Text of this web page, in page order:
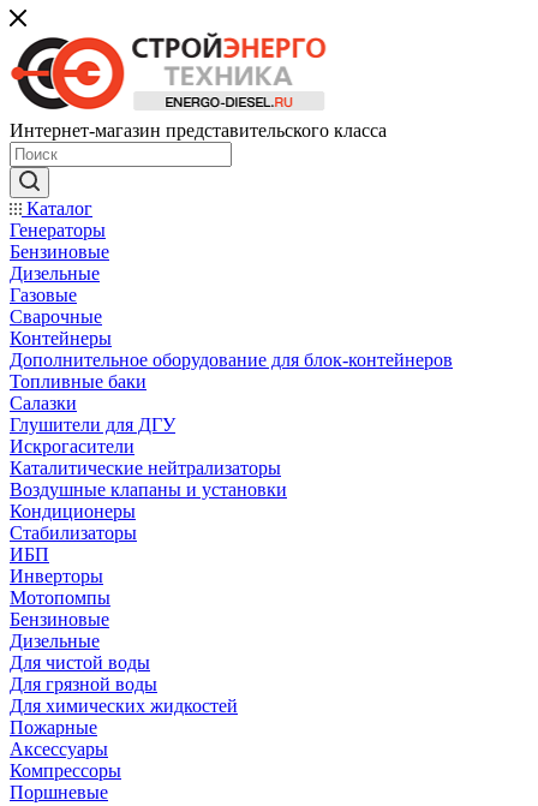
Интернет-магазин представительского класса
Каталог
Генераторы
Бензиновые
Дизельные
Газовые
Сварочные
Контейнеры
Дополнительное оборудование для блок-контейнеров
Топливные баки
Салазки
Глушители для ДГУ
Искрогасители
Каталитические нейтрализаторы
Воздушные клапаны и установки
Кондиционеры
Стабилизаторы
ИБП
Инверторы
Мотопомпы
Бензиновые
Дизельные
Для чистой воды
Для грязной воды
Для химических жидкостей
Пожарные
Аксессуары
Компрессоры
Поршневые